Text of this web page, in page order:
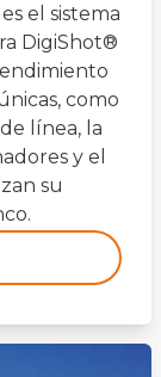
el sistema
DigiShot®
como
línea, la
y el
su